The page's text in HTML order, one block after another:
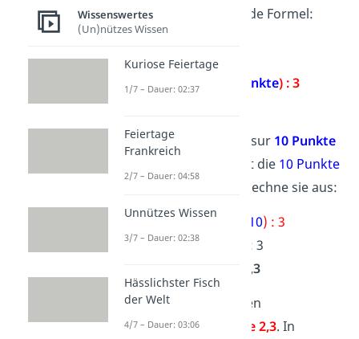
verwendest du folgende Formel:
Note = (17 –
Punkte) : 3
Du hast für deine Klausur 10 Punkte
bekommen. Setze jetzt die 10 Punkte
in die Formel ein und rechne sie aus:
Note = (17 –
10) : 3
Note = 7 : 3
Note = 2,3
10 Punkte
sind in Noten
umgewandelt die
Note 2,3.In
Wissenswertes
(Un)nützes Wissen
Kuriose Feiertage
1/7 – Dauer: 02:37
Feiertage
Frankreich
2/7 – Dauer: 04:58
Unnützes Wissen
3/7 – Dauer: 02:38
Hässlichster Fisch
der Welt
4/7 – Dauer: 03:06